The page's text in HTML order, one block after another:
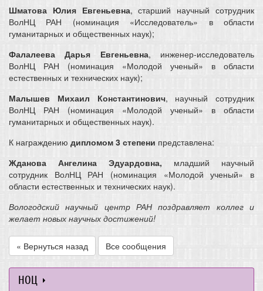
Шматова Юлия Евгеньевна, старший научный сотрудник
ВолНЦ РАН (номинация «Исследователь» в области
гуманитарных и общественных наук);
Фалалеева Дарья Евгеньевна, инженер-исследователь
ВолНЦ РАН (номинация «Молодой ученый» в области
естественных и технических наук);
Малышев Михаил Константинович, научный сотрудник
ВолНЦ РАН (номинация «Молодой ученый» в области
гуманитарных и общественных наук).
К награждению дипломом 3 степени представлена:
Жданова Ангелина Эдуардовна, младший научный
сотрудник ВолНЦ РАН (номинация «Молодой ученый» в
области естественных и технических наук).
Вологодский научный центр РАН поздравляет коллег и
желает новых научных достижений!
« Вернуться назад Все сообщения
НОЦ